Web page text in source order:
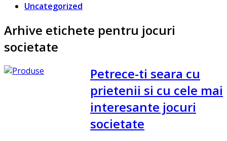
Uncategorized
Arhive etichete pentru jocuri
societate
Petrece-ti seara cu
prietenii si cu cele mai
interesante jocuri
societate